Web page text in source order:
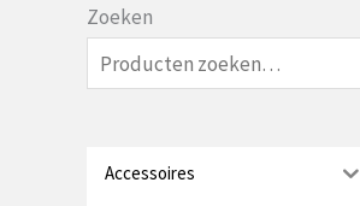
Zoeken
Accessoires